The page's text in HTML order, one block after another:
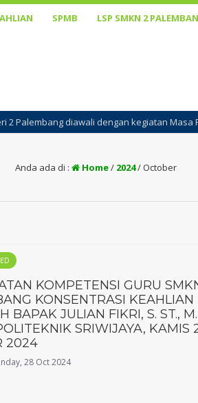
SPMB LSP SMKN 2
dengan kegiatan Masa Pengenalan
Anda ada di : Home/ 2024/ October
KOMPETENSI GURU
KONSENTRASI KEAHLIAN
BAPAK JULIAN FIKRI, S. ST., M.
SRIWIJAYA, KAMIS
2024
28 Oct 2024